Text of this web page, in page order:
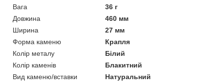
Вага
36 г
Довжина
460 мм
Ширина
27 мм
Форма каменю
Крапля
Колір металу
Білий
Колір каменів
Блакитний
Вид каменю/вставки
Натуральний